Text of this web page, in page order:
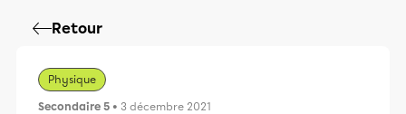
Retour
Physique
Secondaire 5 • 3 décembre 2021